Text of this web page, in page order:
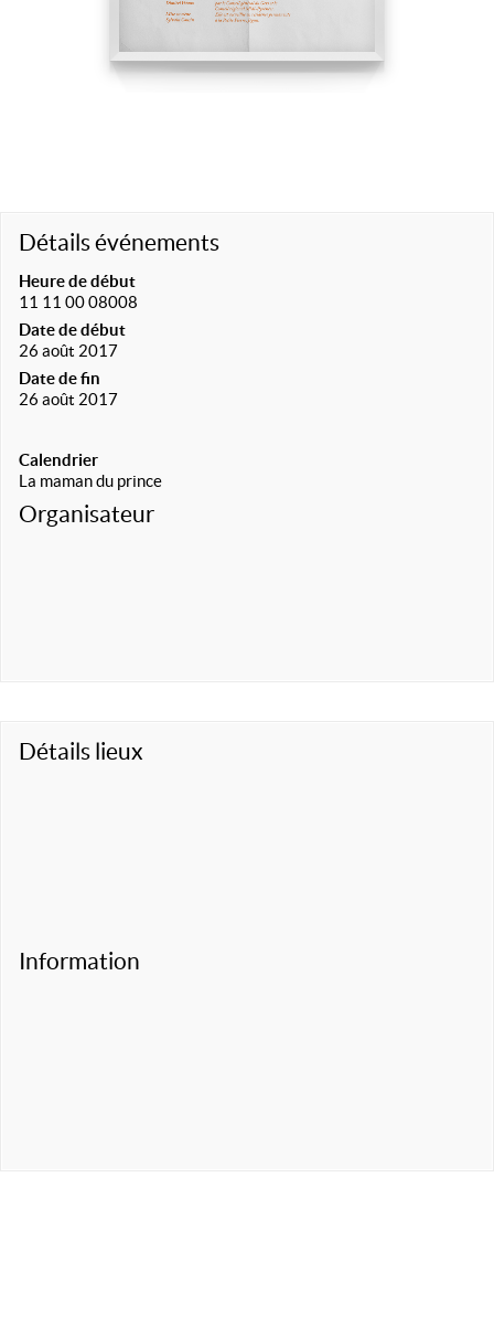
Détails événements
Heure de début
11 11 00 08008
Date de début
26 août 2017
Date de fin
26 août 2017
Calendrier
La maman du prince
Organisateur
Détails lieux
Information